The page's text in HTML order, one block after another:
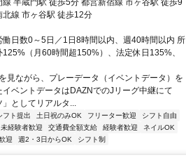
半蔵門駅 徒歩5分 都営新宿線 市ヶ谷駅 徒歩9
線 市ヶ谷駅 徒歩12分
日数0～5日／1日8時間以内、週40時間以内 所
（月60時間超150%）、法定休日135%、
見ながら、プレーデータ（イベントデータ）を
ベントデータはDAZNでのJリーグ中継にて
」としてリアルタ...
フト提出 土日祝のみOK フリーター歓迎
シフト自由
未経験者歓迎 交通費全額支給 経験者歓迎
ネイルOK
迎 週2・3日からOK シフト制